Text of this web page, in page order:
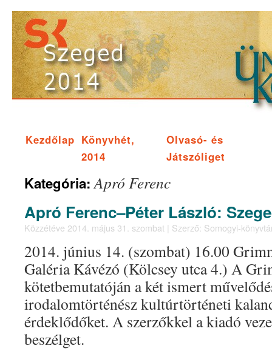
Kezdőlap Könyvhét,
2014
Olvasó- és
Játszóliget
Kategória:Apró Ferenc
Apró Ferenc–Péter László:
Közzétéve 2014. május 31. szombat | Szerző: Somogyi-
2014. június 14. (szombat) 16.00
Galéria Kávézó (Kölcsey utca 4.) A
kötetbemutatóján a két ismert
irodalomtörténész kultúrtörténeti
érdeklődőket. A szerzőkkel a kiadó
beszélget.